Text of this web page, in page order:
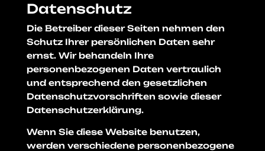
Datenschutz
Die Betreiber dieser Seiten nehmen den
Schutz Ihrer persönlichen Daten sehr
ernst. Wir behandeln Ihre
personenbezogenen Daten vertraulich
und entsprechend den gesetzlichen
Datenschutzvorschriften sowie dieser
Datenschutzerklärung.
Wenn Sie diese Website benutzen,
werden verschiedene personenbezogene